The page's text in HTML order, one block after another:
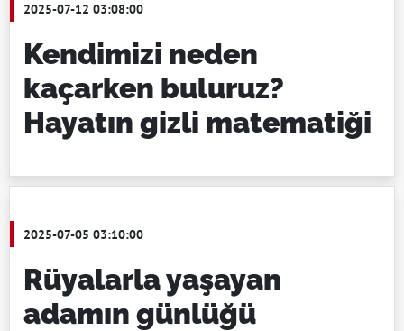
2025-07-12 03:08:00
Kendimizi neden
kaçarken buluruz?
Hayatın gizli matematiği
2025-07-05 03:10:00
Rüyalarla yaşayan
adamın günlüğü